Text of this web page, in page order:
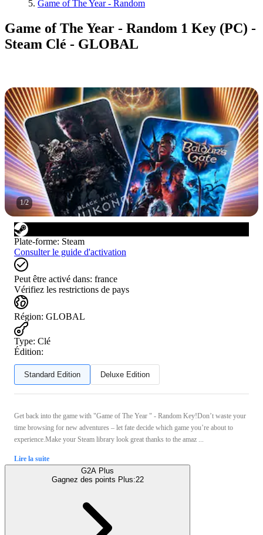
Game of The Year - Random
Game of The Year - Random 1 Key (PC) -
Steam Clé - GLOBAL
1/2
Plate-forme: Steam
Consulter le guide d'activation
Peut être activé dans: france
Vérifiez les restrictions de pays
Région: GLOBAL
Type: Clé
Édition:
Standard Edition Deluxe Edition
Get back into the game with "Game of The Year " - Random Key!Don’t waste your
time browsing for new adventures – let fate decide which game you’re about to
experience.Make your Steam library look great thanks to the amaz ...
Lire la suite
G2A Plus
Gagnez des points Plus:22